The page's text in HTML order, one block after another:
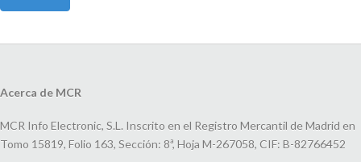
Acerca de MCR
MCR Info Electronic, S.L. Inscrito en el Registro Mercantil de Madrid en
Tomo 15819, Folio 163, Sección: 8ª, Hoja M-267058, CIF: B-82766452